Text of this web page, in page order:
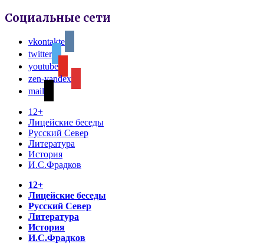
Социальные сети
vkontakte
twitter
youtube
zen-yandex
mail
12+
Лицейские беседы
Русский Север
Литература
История
И.С.Фрадков
12+
Лицейские беседы
Русский Север
Литература
История
И.С.Фрадков